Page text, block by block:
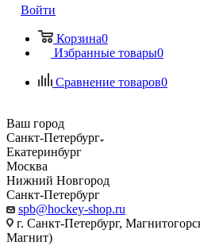
Войти
Корзина0
Избранные товары0
Сравнение товаров0
Ваш город
Санкт-Петербург
Екатеринбург
Москва
Нижний Новгород
Санкт-Петербург
spb@hockey-shop.ru
г. Санкт-Петербург,
Магнит)